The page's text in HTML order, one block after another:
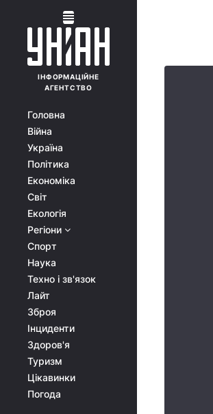
ІНФОРМАЦІЙНЕ
АГЕНТСТВО
Головна
Війна
Україна
Політика
Економіка
Світ
Екологія
Регіони
Спорт
Наука
Техно і зв'язок
Лайт
Зброя
Інциденти
Здоров'я
Туризм
Цікавинки
Погода